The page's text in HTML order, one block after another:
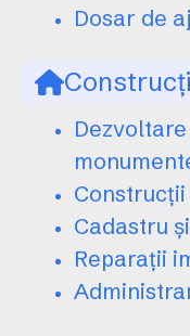
Dosar de
Cadastru
Reparații